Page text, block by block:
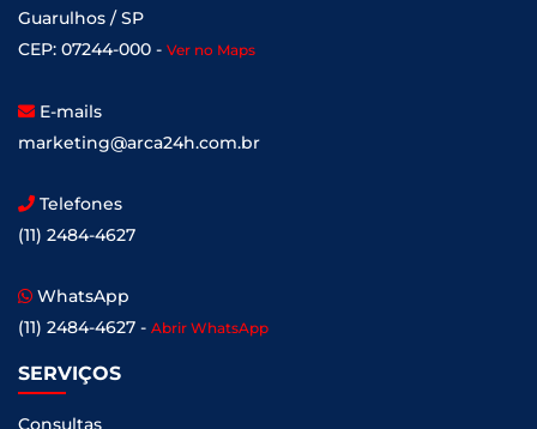
Guarulhos / SP
CEP: 07244-000 - Ver no Maps
E-mails
marketing@arca24h.com.br
Telefones
(11) 2484-4627
WhatsApp
(11) 2484-4627 - Abrir WhatsApp
SERVIÇOS